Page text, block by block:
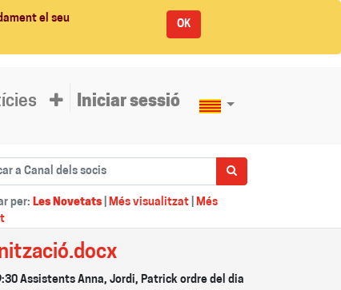
el seu
OK
Iniciar sessió
per: Les Novetats Més visualitzat Més
Assistents Anna, Jordi, Patrick ordre del dia